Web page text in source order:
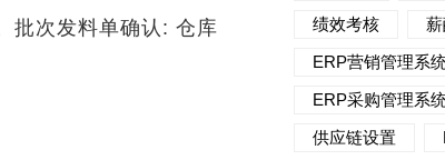
批次发料单确认: 仓库
绩效考核
ERP营销管理系
ERP采购管理系
供应链设置